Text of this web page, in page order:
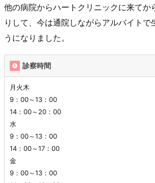
他の病院からハートクリニックに来てか
りして、今は通院しながらアルバイトで
うになりました。
診察時間
月火木
9：00～13：00
14：00～20：00
水
9：00～13：00
14：00～17：00
金
9：00～13：00